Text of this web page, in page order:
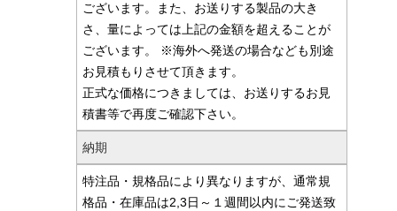
ございます。また、お送りする製品の大き
さ、量によっては上記の金額を超えることが
ございます。 ※海外へ発送の場合なども別途
お見積もりさせて頂きます。
正式な価格につきましては、お送りするお見
積書等で再度ご確認下さい。
納期
特注品・規格品により異なりますが、通常規
格品・在庫品は2,3日～１週間以内にご発送致